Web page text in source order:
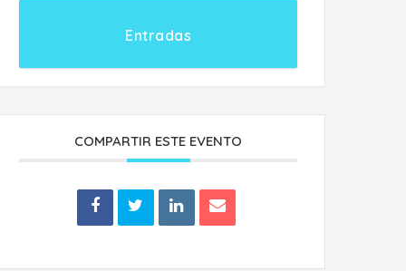
Entradas
COMPARTIR ESTE EVENTO